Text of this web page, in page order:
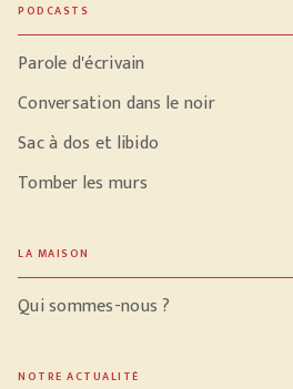
PODCASTS
Parole d'écrivain
Conversation dans le noir
Sac à dos et libido
Tomber les murs
LA MAISON
Qui sommes-nous ?
NOTRE ACTUALITÉ